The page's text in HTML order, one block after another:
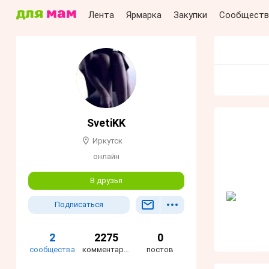
Лента Ярмарка Закупки
SvetiKK
Иркутск
онлайн
В друзья
Подписаться
2
сообщества
2275
комментариев
0
постов